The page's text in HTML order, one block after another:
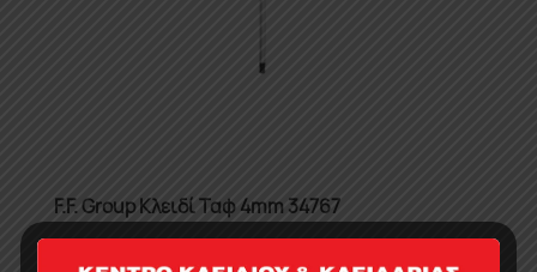
F.F. Group Κλειδί Ταφ 4mm 34767
2.55€